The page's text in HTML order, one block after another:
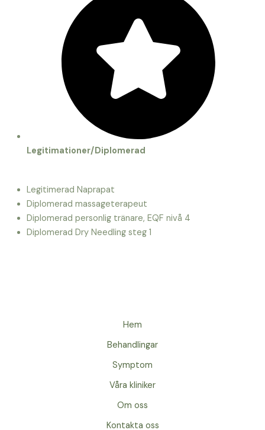
Legitimationer/Diplomerad
Legitimerad Naprapat
Diplomerad massageterapeut
Diplomerad personlig tränare, EQF nivå 4
Diplomerad Dry Needling steg 1
Hem
Behandlingar
Symptom
Våra kliniker
Om oss
Kontakta oss